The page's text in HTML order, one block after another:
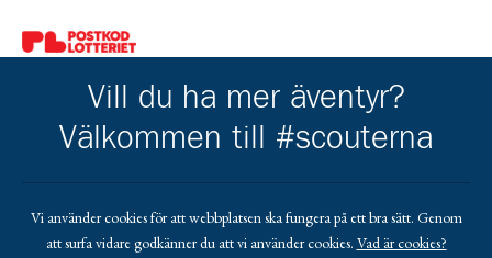
Gå till pl_50
Kårens partners
Vill du ha mer äventyr?
Välkommen till #scouterna
Vi använder cookies för att webbplatsen ska fungera på ett bra sätt. Genom
att surfa vidare godkänner du att vi använder cookies. Vad är cookies?